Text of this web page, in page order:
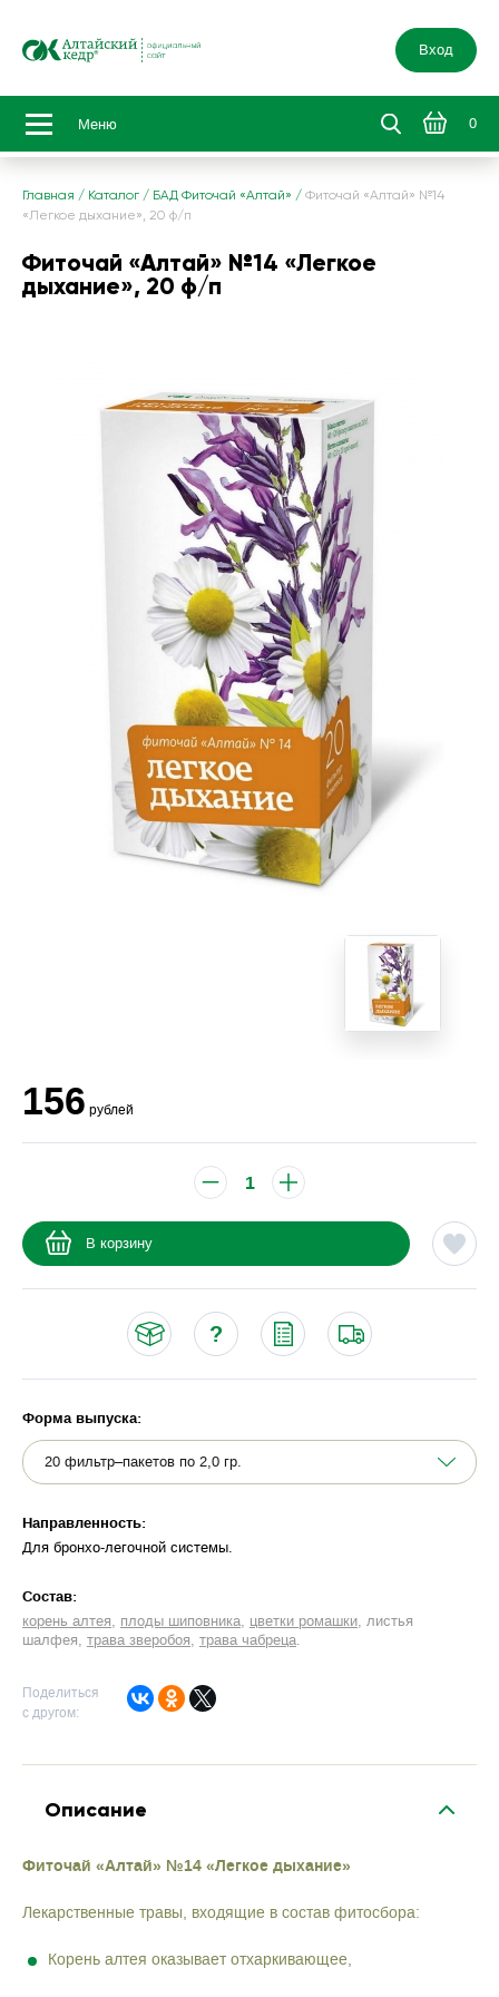
Вход
Меню 0
Главная / Каталог / БАД Фиточай «Алтай» / Фиточай «Алтай» №14
«Легкое дыхание», 20 ф/п
Фиточай «Алтай» №14 «Легкое
дыхание», 20 ф/п
156 рублей
В корзину
Форма выпуска:
Направленность:
Для бронхо-легочной системы
Cостав:
корень алтея плоды шиповника цветки ромашки листья
шалфея трава зверобоя трава чабреца
Поделиться
с другом:
Описание
Фиточай «Алтай» №14 «Легкое дыхание»
Лекарственные травы, входящие в состав фитосбора:
Корень алтея оказывает отхаркивающее,